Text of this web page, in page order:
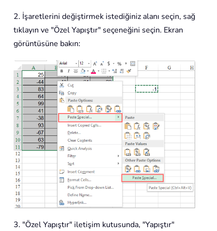
2. İşaretlerini değiştirmek istediğiniz alanı seçin, sağ
tıklayın ve "Özel Yapıştır" seçeneğini seçin. Ekran
görüntüsüne bakın:
3. "Özel Yapıştır" iletişim kutusunda, "Yapıştır"